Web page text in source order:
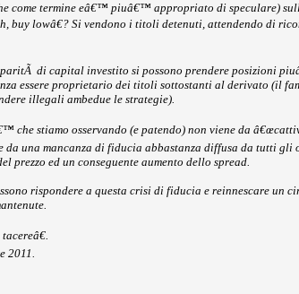
come termine eâ€™ piuâ€™ appropriato di speculare)
buy lowâ€? Si vendono i titoli detenuti, attendendo di
di capital investito si possono prendere posizioni
essere proprietario dei titoli sottostanti al derivato (il
illegali ambedue le strategie).
stiamo osservando (e patendo) non viene da
da una mancanza di fiducia abbastanza diffusa da tutti
ed un conseguente aumento dello spread.
rispondere a questa crisi di fiducia e reinnescare
2011.